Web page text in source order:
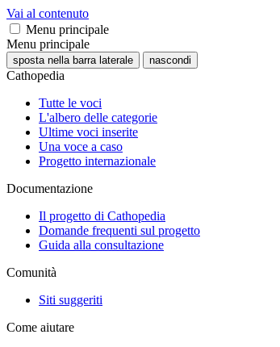
Vai al contenuto
Menu principale
Menu principale
sposta nella barra laterale nascondi
Cathopedia
Tutte le voci
L'albero delle categorie
Ultime voci inserite
Una voce a caso
Progetto internazionale
Documentazione
Il progetto di Cathopedia
Domande frequenti sul progetto
Guida alla consultazione
Comunità
Siti suggeriti
Come aiutare